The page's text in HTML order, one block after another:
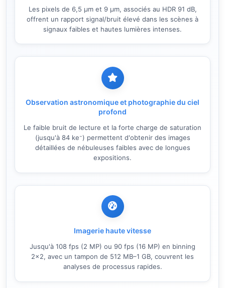
Les pixels de 6,5 µm et 9 µm, associés au HDR 91 dB,
offrent un rapport signal/bruit élevé dans les scènes à
signaux faibles et hautes lumières intenses.
Observation astronomique et photographie du ciel
profond
Le faible bruit de lecture et la forte charge de saturation
(jusqu'à 84 ke⁻) permettent d'obtenir des images
détaillées de nébuleuses faibles avec de longues
expositions.
Imagerie haute vitesse
Jusqu'à 108 fps (2 MP) ou 90 fps (16 MP) en binning
2×2, avec un tampon de 512 MB–1 GB, couvrent les
analyses de processus rapides.